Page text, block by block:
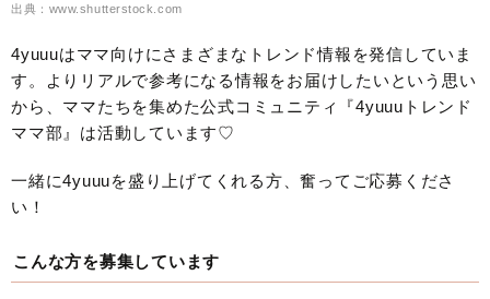
出典：www.shutterstock.com
4yuuuはママ向けにさまざまなトレンド情報を発信していま
す。よりリアルで参考になる情報をお届けしたいという思い
から、ママたちを集めた公式コミュニティ『4yuuuトレンド
ママ部』は活動しています♡
一緒に4yuuuを盛り上げてくれる方、奮ってご応募くださ
い！
こんな方を募集しています